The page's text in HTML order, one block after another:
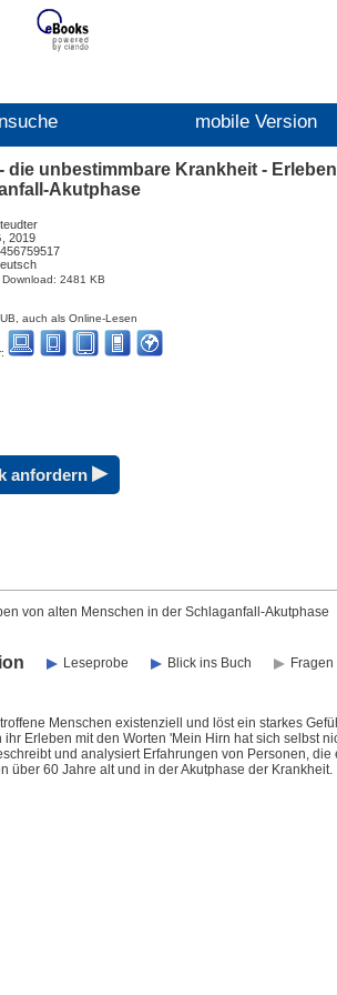
mobile Version
die unbestimmbare Krankheit -
Akutphase
2019
Download: 2481 KB
auch als Online-Lesen
anfordern ▸
von alten Menschen in der Schlaganfall-Akutphase
Leseprobe Blick ins Buch
Menschen existenziell und löst ein starkes
Erleben mit den Worten 'Mein Hirn hat sich selbst
und analysiert Erfahrungen von Personen,
über 60 Jahre alt und in der Akutphase der Krankheit.